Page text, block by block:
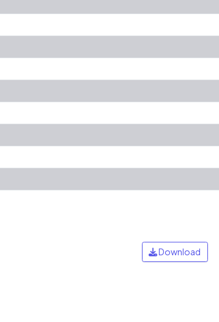
Download